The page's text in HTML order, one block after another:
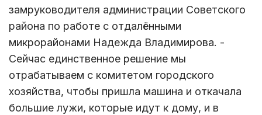
замруководителя администрации Советского
района по работе с отдалёнными
микрорайонами Надежда Владимирова. -
Сейчас единственное решение мы
отрабатываем с комитетом городского
хозяйства, чтобы пришла машина и откачала
большие лужи, которые идут к дому, и в